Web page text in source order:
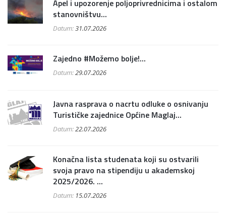
Apel i upozorenje poljoprivrednicima i ostalom
stanovništvu...
Datum:31.07.2026
Zajedno #Možemo bolje!...
Datum:29.07.2026
Javna rasprava o nacrtu odluke o osnivanju
Turističke zajednice Općine Maglaj...
Datum:22.07.2026
Konačna lista studenata koji su ostvarili
svoja pravo na stipendiju u akademskoj
2025/2026. ...
Datum: 15.07.2026